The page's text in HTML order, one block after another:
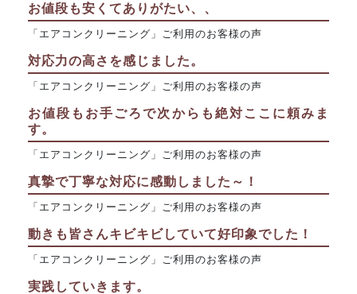
お値段も安くてありがたい、、
「エアコンクリーニング」ご利用のお客様の声
対応力の高さを感じました。
「エアコンクリーニング」ご利用のお客様の声
お値段もお手ごろで次からも絶対ここに頼みま
す。
「エアコンクリーニング」ご利用のお客様の声
真摯で丁寧な対応に感動しました～！
「エアコンクリーニング」ご利用のお客様の声
動きも皆さんキビキビしていて好印象でした！
「エアコンクリーニング」ご利用のお客様の声
実践していきます。